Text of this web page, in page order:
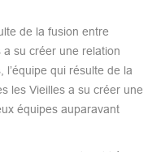
de la fusion entre
su créer une relation
qui résulte de la
les Vieilles a su créer une
équipes auparavant